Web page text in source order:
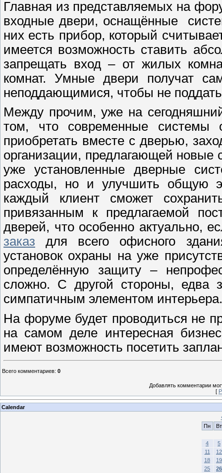
Главная из представляемых на
входные двери, оснащённые
них есть прибор, который
имеется возможность ставить
запрещать вход – от жилых
комнат. Умные двери получат
неподдающимися, чтобы не
Между прочим, уже на
том, что современные системы
приобретать вместе с дверью,
организации, предлагающей новые
уже установленные дверные
расходы, но и улучшить общую
каждый клиент сможет
привязанным к предлагаемой
дверей, что особенно актуально,
заказ для всего офисного
установок охраны на уже
определённую защиту –
сложно. С другой стороны, едва
симпатичным элементом интерьера.
На форуме будет проводиться не
на самом деле интересная
имеют возможность посетить
Всего комментариев: 0
Добавлять комментарии
[
Calendar
Пн
Вт
4
5
11
12
18
19
25
26